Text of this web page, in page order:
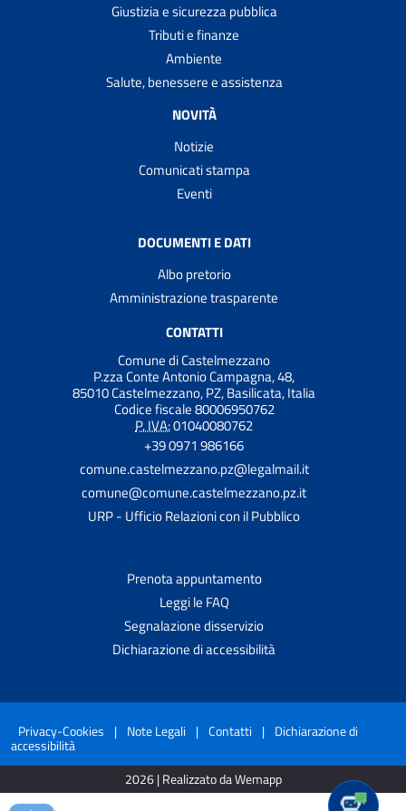
Giustizia e sicurezza pubblica
Tributi e finanze
Ambiente
Salute, benessere e assistenza
NOVITÀ
Notizie
Comunicati stampa
Eventi
DOCUMENTI E DATI
Albo pretorio
Amministrazione trasparente
CONTATTI
Comune di Castelmezzano
P.zza Conte Antonio Campagna, 48,
85010 Castelmezzano, PZ, Basilicata, Italia
Codice fiscale 80006950762
P. IVA:01040080762
+39 0971 986166
comune.castelmezzano.pz@legalmail.it
comune@comune.castelmezzano.pz.it
URP - Ufficio Relazioni con il Pubblico
Prenota appuntamento
Leggi le FAQ
Segnalazione disservizio
Dichiarazione di accessibilità
Privacy-Cookies | Note Legali | Contatti | Dichiarazione di
accessibilità
2026 | Realizzato da Wemapp